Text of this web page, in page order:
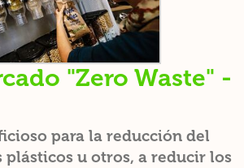
"Zero Waste" -
para la reducción del
plásticos u otros, a reducir los